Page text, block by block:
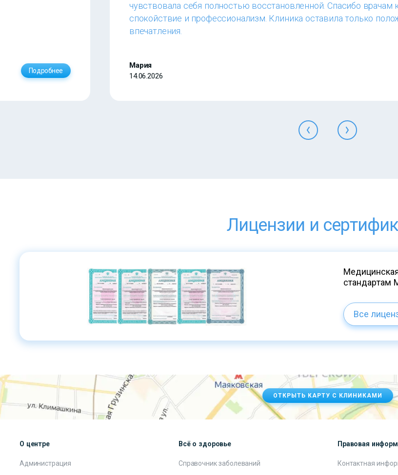
Подробнее
чувствовала себя полностью восстановленной. Спасибо врачам
спокойствие и профессионализм. Клиника оставила только
впечатления.
Мария
14.06.2026
Лицензии и
стандартам
Все
ОТКРЫТЬ КАРТУ С КЛИНИКАМИ
О центре
Администрация
Всё о здоровье
Справочник заболеваний
Правовая
Контактная